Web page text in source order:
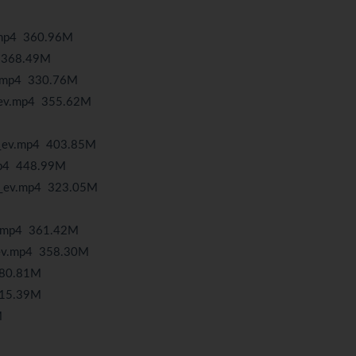
360.96M
330.76M
355.62M
403.85M
448.99M
323.05M
361.42M
358.30M